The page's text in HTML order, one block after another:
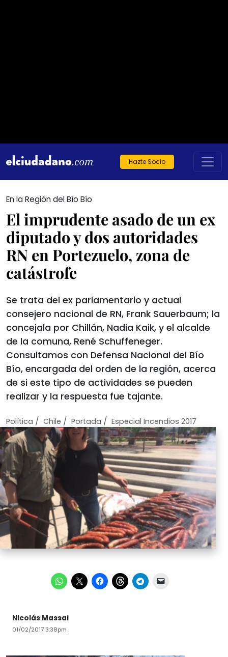
Hazte Socio
En la Región del Bío Bío
El imprudente asado de un ex
diputado y dos autoridades
RN en Portezuelo, zona de
catástrofe
Se trata del ex parlamentario y actual
consejero nacional de RN, Frank Sauerbaum; la
concejala por Chillán, Nadia Kaik, y el alcalde
de la comuna, René Schuffeneger.
Consultamos con Defensa Nacional del Bío
Bío, encargada del orden de la región, acerca
de si este tipo de actividades se pueden
realizar y la respuesta fue tajante.
Política / Chile / Portada / Especial Incendios 2017
Nicolás Massai
01/02/2017 3:38pm